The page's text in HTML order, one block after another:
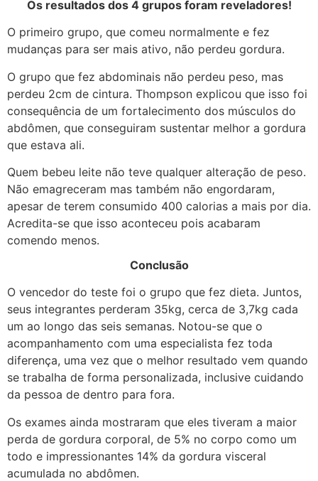
Os resultados dos 4 grupos foram reveladores!
O primeiro grupo, que comeu normalmente e fez
mudanças para ser mais ativo, não perdeu gordura.
O grupo que fez abdominais não perdeu peso, mas
perdeu 2cm de cintura. Thompson explicou que isso foi
consequência de um fortalecimento dos músculos do
abdômen, que conseguiram sustentar melhor a gordura
que estava ali.
Quem bebeu leite não teve qualquer alteração de peso.
Não emagreceram mas também não engordaram,
apesar de terem consumido 400 calorias a mais por dia.
Acredita-se que isso aconteceu pois acabaram
comendo menos.
Conclusão
O vencedor do teste foi o grupo que fez dieta. Juntos,
seus integrantes perderam 35kg, cerca de 3,7kg cada
um ao longo das seis semanas. Notou-se que o
acompanhamento com uma especialista fez toda
diferença, uma vez que o melhor resultado vem quando
se trabalha de forma personalizada, inclusive cuidando
da pessoa de dentro para fora.
Os exames ainda mostraram que eles tiveram a maior
perda de gordura corporal, de 5% no corpo como um
todo e impressionantes 14% da gordura visceral
acumulada no abdômen.